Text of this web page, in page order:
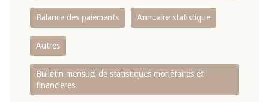
Balance des paiements Annuaire statistique
Autres
Bulletin mensuel de statistiques monétaires et
financières